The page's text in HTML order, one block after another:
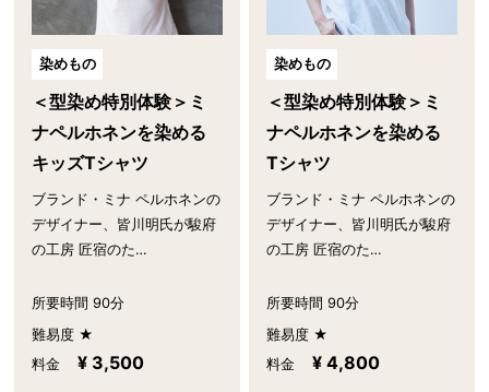
染めもの
＜型染め特別体験＞ミ
ナペルホネンを染める
キッズTシャツ
ブランド・ミナ ペルホネンの
デザイナー、皆川明氏が駿府
の工房 匠宿のた…
所要時間 90分
難易度 ★
料金
¥ 3,500
染めもの
＜型染め特別体験＞ミ
ナペルホネンを染める
Tシャツ
ブランド・ミナ ペルホネンの
デザイナー、皆川明氏が駿府
の工房 匠宿のた…
所要時間 90分
難易度 ★
料金
¥ 4,800